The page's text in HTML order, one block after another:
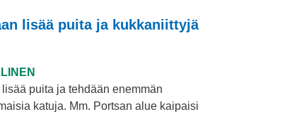
lisää puita ja kukkaniittyjä
lisää puita ja tehdään enemmän
katuja. Mm. Portsan alue kaipaisi